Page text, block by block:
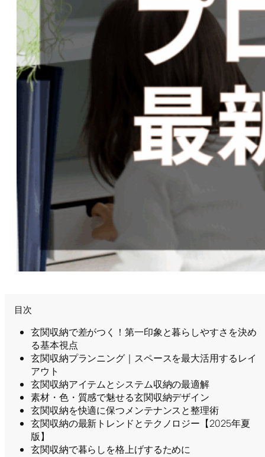
目次
玄関収納で差がつく！第一印象と暮らしやすさを決め
る基本視点
玄関収納プランニング｜スペースを最大活用するレイ
アウト
玄関収納アイテムとシステム収納の最適解
素材・色・質感で魅せる玄関収納デザイン
玄関収納を快適に保つメンテナンスと整理術
玄関収納の最新トレンドとテクノロジー【2025年夏
版】
玄関収納で暮らしを格上げするために